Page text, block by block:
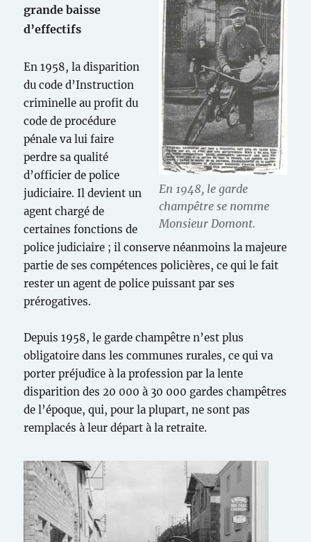
En 1948, le garde
champêtre se nomme
Monsieur Domont.
grande baisse
d’effectifs
En 1958, la disparition
du code d’Instruction
criminelle au profit du
code de procédure
pénale va lui faire
perdre sa qualité
d’officier de police
judiciaire. Il devient un
agent chargé de
certaines fonctions de
police judiciaire ; il conserve néanmoins la majeure
partie de ses compétences policières, ce qui le fait
rester un agent de police puissant par ses
prérogatives.
Depuis 1958, le garde champêtre n’est plus
obligatoire dans les communes rurales, ce qui va
porter préjudice à la profession par la lente
disparition des 20 000 à 30 000 gardes champêtres
de l’époque, qui, pour la plupart, ne sont pas
remplacés à leur départ à la retraite.